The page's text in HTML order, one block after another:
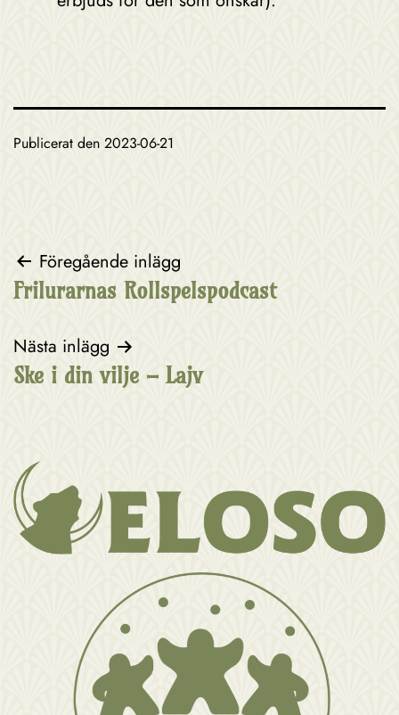
Publicerat den 2023-06-21
Inläggsnavigering
Föregående inlägg
Frilurarnas Rollspelspodcast
Nästa inlägg
Ske i din vilje – Lajv